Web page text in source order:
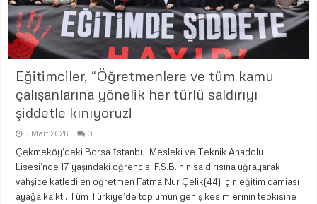
Eğitimciler, “Öğretmenlere ve tüm kamu
çalışanlarına yönelik her türlü saldırıyı
şiddetle kınıyoruz!
3 Mart 2026 0
Çekmeköy’deki Borsa İstanbul Mesleki ve Teknik Anadolu
Lisesi’nde 17 yaşındaki öğrencisi F.S.B. nin saldırısına uğrayarak
vahşice katledilen öğretmen Fatma Nur Çelik(44) için eğitim camiası
ayağa kalktı. Tüm Türkiye’de toplumun geniş kesimlerinin tepkisine